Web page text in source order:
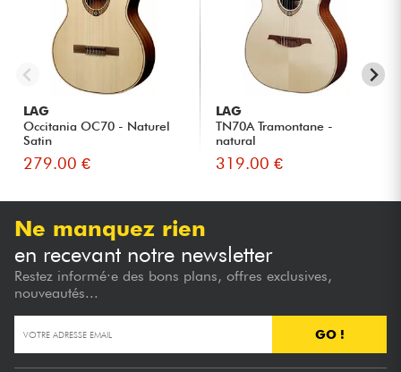
LAG
Occitania OC70 - Naturel
Satin
279.00 €
LAG
TN70A Tramontane -
natural
319.00 €
Ne manquez rien
en recevant notre newsletter
Restez informé·e des bons plans, offres exclusives,
nouveautés...
GO !